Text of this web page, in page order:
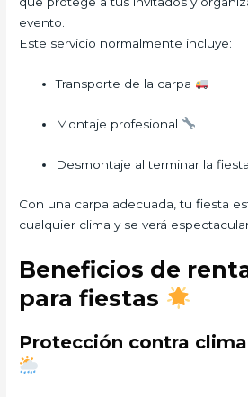
evento.
Este servicio normalmente incluye:
Transporte de la carpa
Montaje profesional
Desmontaje al terminar la fiesta
Con una carpa adecuada, tu fiesta
cualquier clima y se verá
Beneficios de
para fiestas
Protección contra